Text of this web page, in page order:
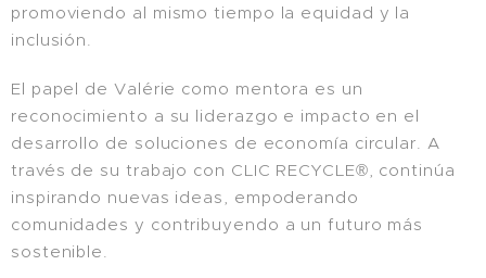
promoviendo al mismo tiempo la equidad y la
inclusión.
El papel de Valérie como mentora es un
reconocimiento a su liderazgo e impacto en el
desarrollo de soluciones de economía circular. A
través de su trabajo con CLIC RECYCLE®, continúa
inspirando nuevas ideas, empoderando
comunidades y contribuyendo a un futuro más
sostenible.